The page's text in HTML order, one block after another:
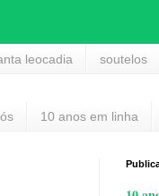
leocadia soutelos
10 anos em linha